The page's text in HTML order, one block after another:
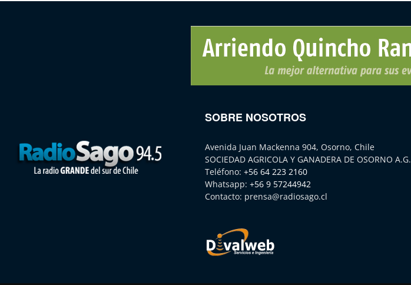
SOBRE NOSOTROS
Avenida Juan Mackenna 904, Osorno, Chile
SOCIEDAD AGRICOLA Y GANADERA DE OSORNO A.G.
Teléfono: +56 64 223 2160
Whatsapp: +56 9 57244942
Contacto: prensa@radiosago.cl